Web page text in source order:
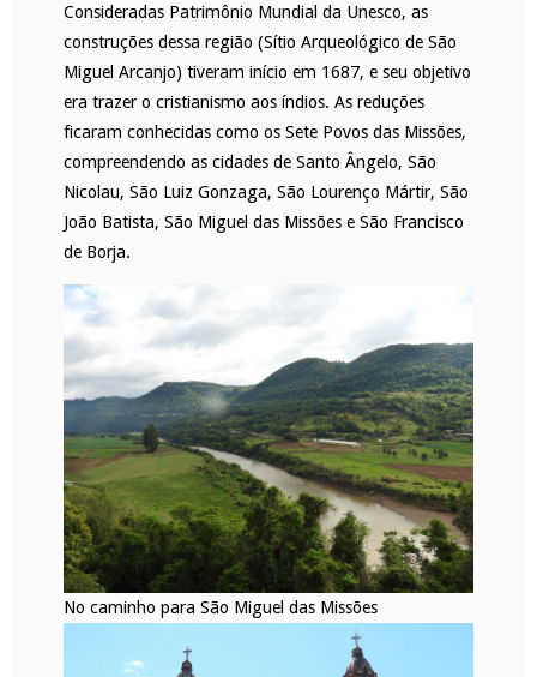
Consideradas Patrimônio Mundial da Unesco, as
construções dessa região (Sítio Arqueológico de São
Miguel Arcanjo) tiveram início em 1687, e seu objetivo
era trazer o cristianismo aos índios. As reduções
ficaram conhecidas como os Sete Povos das Missões,
compreendendo as cidades de Santo Ângelo, São
Nicolau, São Luiz Gonzaga, São Lourenço Mártir, São
João Batista, São Miguel das Missões e São Francisco
de Borja.
No caminho para São Miguel das Missões